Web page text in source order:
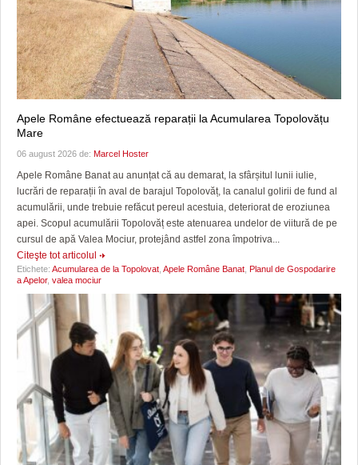
Apele Române efectuează reparații la Acumularea Topolovățu
Mare
06 august 2026 de: Marcel Hoster
Apele Române Banat au anunțat că au demarat, la sfârșitul lunii iulie,
lucrări de reparații în aval de barajul Topolovăț, la canalul golirii de fund al
acumulării, unde trebuie refăcut pereul acestuia, deteriorat de eroziunea
apei. Scopul acumulării Topolovăț este atenuarea undelor de viitură de pe
cursul de apă Valea Mociur, protejând astfel zona împotriva...
Citeşte tot articolul
Etichete: Acumularea de la Topolovat Apele Române Banat Planul de Gospodarire
a Apelor, valea mociur